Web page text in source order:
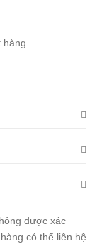
hàng
được xác
có thể liên hệ